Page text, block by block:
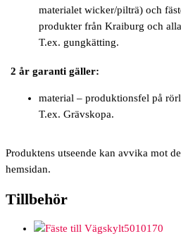
materialet wicker/pilträ) och
produkter från Kraiburg och
T.ex. gungkätting.
2 år garanti gäller:
material – produktionsfel på
T.ex. Grävskopa.
Produktens utseende kan avvika mot
hemsidan.
Tillbehör
5010170